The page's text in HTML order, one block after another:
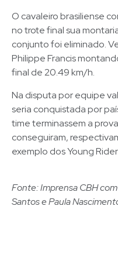
O cavaleiro brasiliense
no trote final sua
conjunto foi eliminado.
Philippe Francis
final de 20.49 km/h.
Na disputa por equipe
seria conquistada por
time terminassem a
conseguiram,
exemplo dos Young
Fonte: Imprensa CBH
Santos e Paula